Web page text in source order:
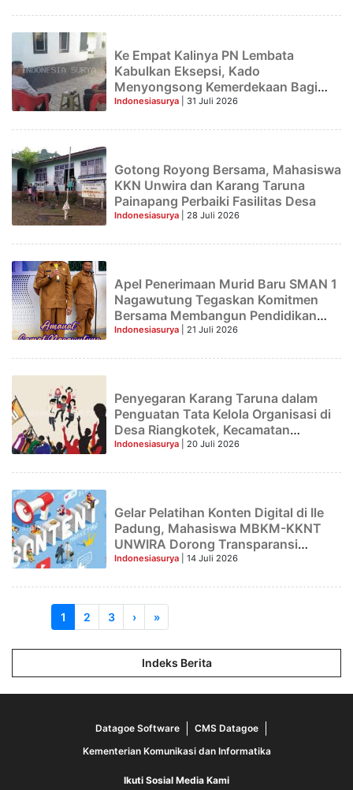
Ke Empat Kalinya PN Lembata
Kabulkan Eksepsi, Kado
Menyongsong Kemerdekaan Bagi
Theresia Ina Erap Dkk
Indonesiasurya | 31 Juli 2026
Gotong Royong Bersama, Mahasiswa
KKN Unwira dan Karang Taruna
Painapang Perbaiki Fasilitas Desa
Indonesiasurya | 28 Juli 2026
Apel Penerimaan Murid Baru SMAN 1
Nagawutung Tegaskan Komitmen
Bersama Membangun Pendidikan
Berkualitas
Indonesiasurya | 21 Juli 2026
Penyegaran Karang Taruna dalam
Penguatan Tata Kelola Organisasi di
Desa Riangkotek, Kecamatan
Lewolema, Kabupaten Flores Timur
Indonesiasurya | 20 Juli 2026
Gelar Pelatihan Konten Digital di Ile
Padung, Mahasiswa MBKM-KKNT
UNWIRA Dorong Transparansi
Informasi Desa
Indonesiasurya | 14 Juli 2026
1 2 3 › »
Indeks Berita
Datagoe Software
CMS Datagoe
Kementerian Komunikasi dan Informatika
Ikuti Sosial Media Kami